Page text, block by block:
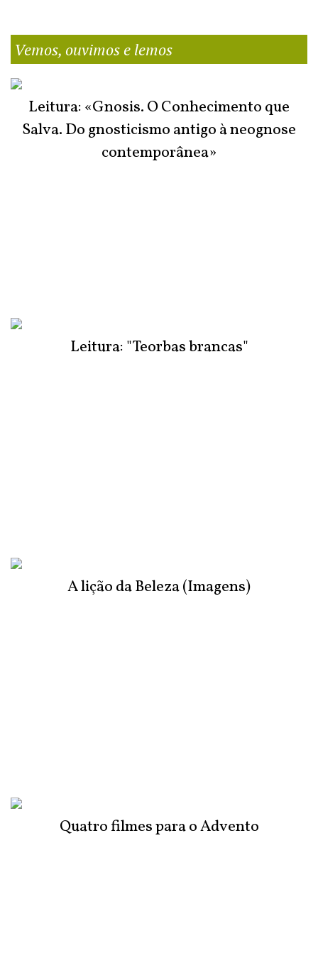
Vemos, ouvimos e lemos
Leitura: «Gnosis. O Conhecimento que
Salva. Do gnosticismo antigo à neognose
contemporânea»
Leitura: "Teorbas brancas"
A lição da Beleza (Imagens)
Quatro filmes para o Advento